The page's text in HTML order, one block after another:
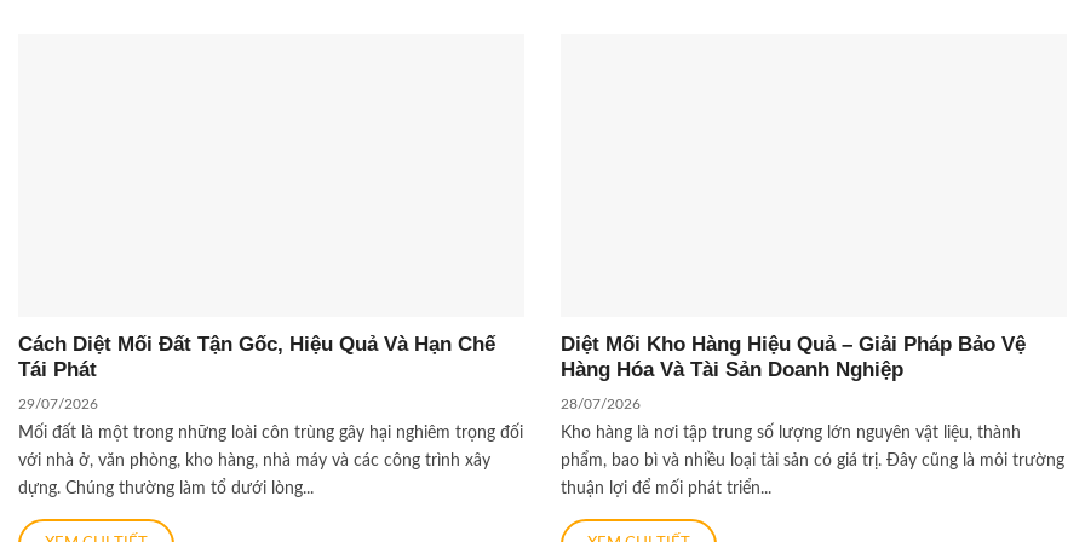
Cách Diệt Mối Đất Tận Gốc, Hiệu Quả Và Hạn Chế
Tái Phát
29/07/2026
Mối đất là một trong những loài côn trùng gây hại nghiêm trọng đối
với nhà ở, văn phòng, kho hàng, nhà máy và các công trình xây
dựng. Chúng thường làm tổ dưới lòng...
Diệt Mối Kho Hàng Hiệu Quả – Giải Pháp Bảo Vệ
Hàng Hóa Và Tài Sản Doanh Nghiệp
28/07/2026
Kho hàng là nơi tập trung số lượng lớn nguyên vật liệu, thành
phẩm, bao bì và nhiều loại tài sản có giá trị. Đây cũng là môi trường
thuận lợi để mối phát triển...